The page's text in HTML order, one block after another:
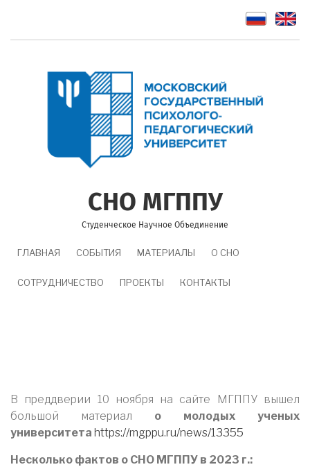
основному
СНО МГППУ
Студенческое Научное Объединение
ГЛАВНАЯ СОБЫТИЯ МАТЕРИАЛЫ О СНО
СОТРУДНИЧЕСТВО ПРОЕКТЫ КОНТАКТЫ
В преддверии 10 ноября на сайте МГППУ вышел
большой материал о молодых ученых
университета https://mgppu.ru/news/13355
Несколько фактов о СНО МГППУ в 2023 г.: